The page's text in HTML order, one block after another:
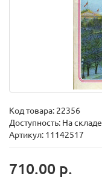
Код товара: 22356
Доступность: На складе
Артикул: 11142517
710.00 р.